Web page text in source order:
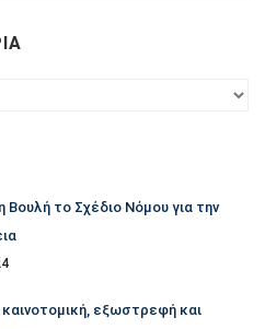
το Σχέδιο Νόμου για την
εξωστρεφή και